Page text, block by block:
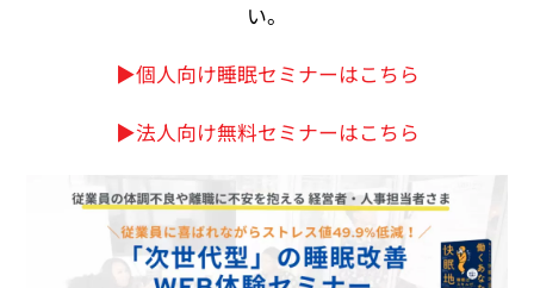
い。
▶︎個人向け睡眠セミナーはこちら
▶︎法人向け無料セミナーはこちら